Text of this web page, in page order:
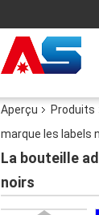
Aperçu Produits
marque les labels
La bouteille
noirs